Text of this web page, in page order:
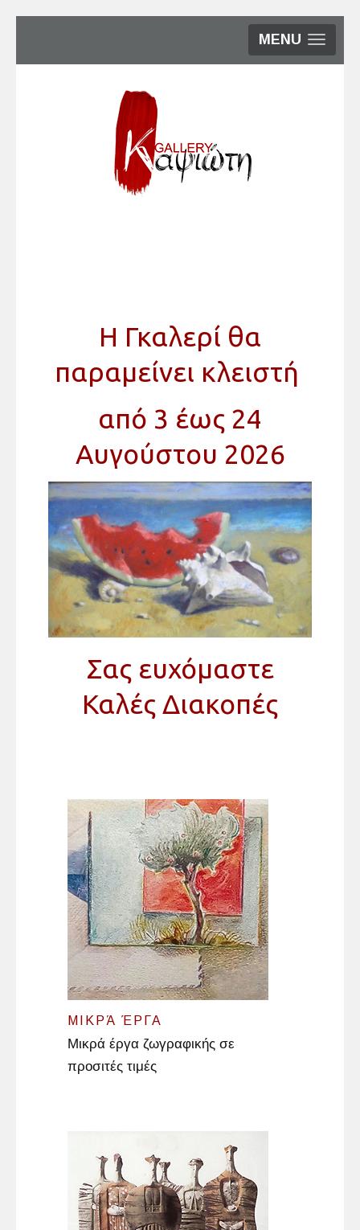
MENU
Η Γκαλερί θα
παραμείνει κλειστή
από 3 έως 24
Αυγούστου 2026
Σας ευχόμαστε
Καλές Διακοπές
ΜΙΚΡΆ ΈΡΓΑ
Μικρά έργα ζωγραφικής σε
προσιτές τιμές